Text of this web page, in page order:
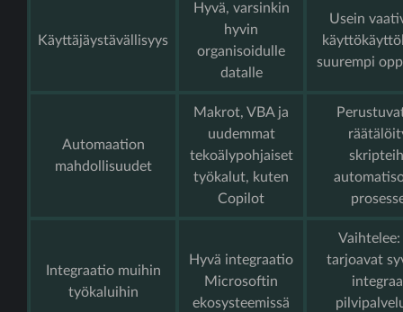
Käyttäjäystävällisyys
Hyvä, varsinkin
hyvin
organisoidulle
datalle
Usein
suurempi
Automaation
mahdollisuudet
Makrot, VBA ja
uudemmat
tekoälypohjaiset
työkalut, kuten
Copilot
Integraatio muihin
työkaluihin
Hyvä integraatio
Microsoftin
ekosysteemissä
tarjoavat